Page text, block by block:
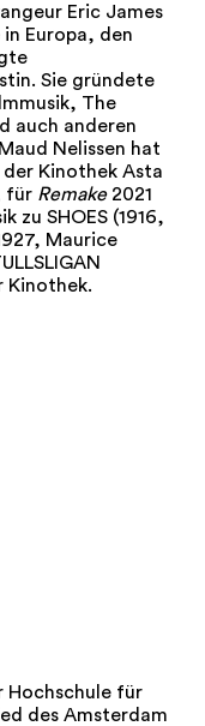
Eric James
in Europa, den
Sie gründete
The
auch anderen
Nelissen hat
Kinothek Asta
für Remake2021
zu SHOES (1916,
Maurice
Kinothek.
Hochschule für
des Amsterdam